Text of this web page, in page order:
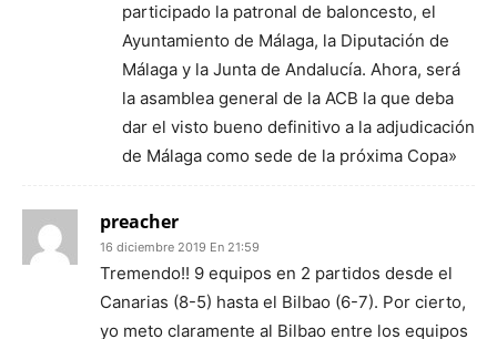
participado la patronal de baloncesto, el
Ayuntamiento de Málaga, la Diputación de
Málaga y la Junta de Andalucía. Ahora, será
la asamblea general de la ACB la que deba
dar el visto bueno definitivo a la adjudicación
de Málaga como sede de la próxima Copa»
preacher
16 diciembre 2019 En 21:59
Tremendo!! 9 equipos en 2 partidos desde el
Canarias (8-5) hasta el Bilbao (6-7). Por cierto,
yo meto claramente al Bilbao entre los equipos